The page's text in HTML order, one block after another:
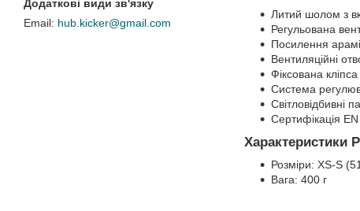
hub.kicker@gmail.com
Литий шолом з
Регульована
Посилення
Вентиляційні
Фіксована
Система
Світловідбивні
Сертифікація
Характеристики
Розміри: XS-S
Вага: 400 г